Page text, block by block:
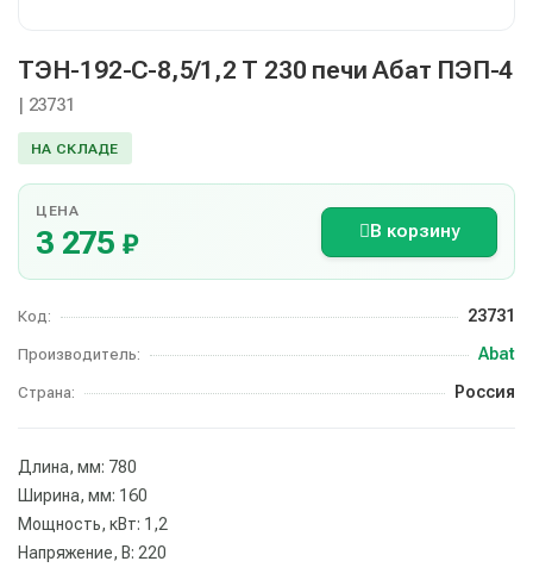
ТЭН-192-С-8,5/1,2 Т 230 печи Абат ПЭП-4
| 23731
НА СКЛАДЕ
ЦЕНА
3 275 ₽ В корзину
Код: 23731
Производитель: Abat
Страна: Россия
Длина, мм: 780
Ширина, мм: 160
Мощность, кВт: 1,2
Напряжение, В: 220